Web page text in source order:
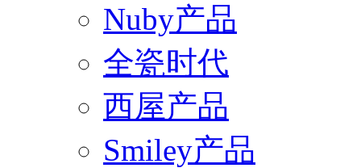
Nuby产品
全瓷时代
西屋产品
Smiley产品